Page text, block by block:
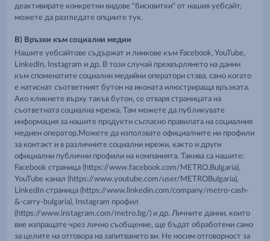
деактивирате конкретни видове "бисквитки" от нашия уебсайт,
можете да разгледате опциите тук.
В) Връзки към социални медии
Нашите уебсайтове съдържат и линкове към Facebook, YouTube,
LinkedIn, Instagram и др. В този случай прехвърлянето на данни
към споменатите социални медийни оператори става, само когато
е натиснат съответният бутон на иконата илюстрираща връзката.
Ако кликнете върху такъв бутон, се отваря страницата на
съответната социална мрежа. Там можете да публикувате
информация за нашите продукти съгласно правилата на социалния
медиен оператор.Можете да използвате официалните ни профили
за контакт и в различните социални мрежи, както и други
официални публични профили на компанията. Такива са нашите:
Facebook страница (https://www.facebook.com/METRO.Bulgaria),
YouTube канал (https://www.youtube.com/user/METROBulgaria),
LinkedIn страница (https://www.linkedin.com/company/metro-cash-
&-carry-bulgaria), Instagram профил
(https://www.instagram.com/metro.bg/) и др. Личните данни, които
вие изпращате чрез лично съобщение, ще бъдат обработени само
за целите на отговора на запитването ви. Не носим отговорност за